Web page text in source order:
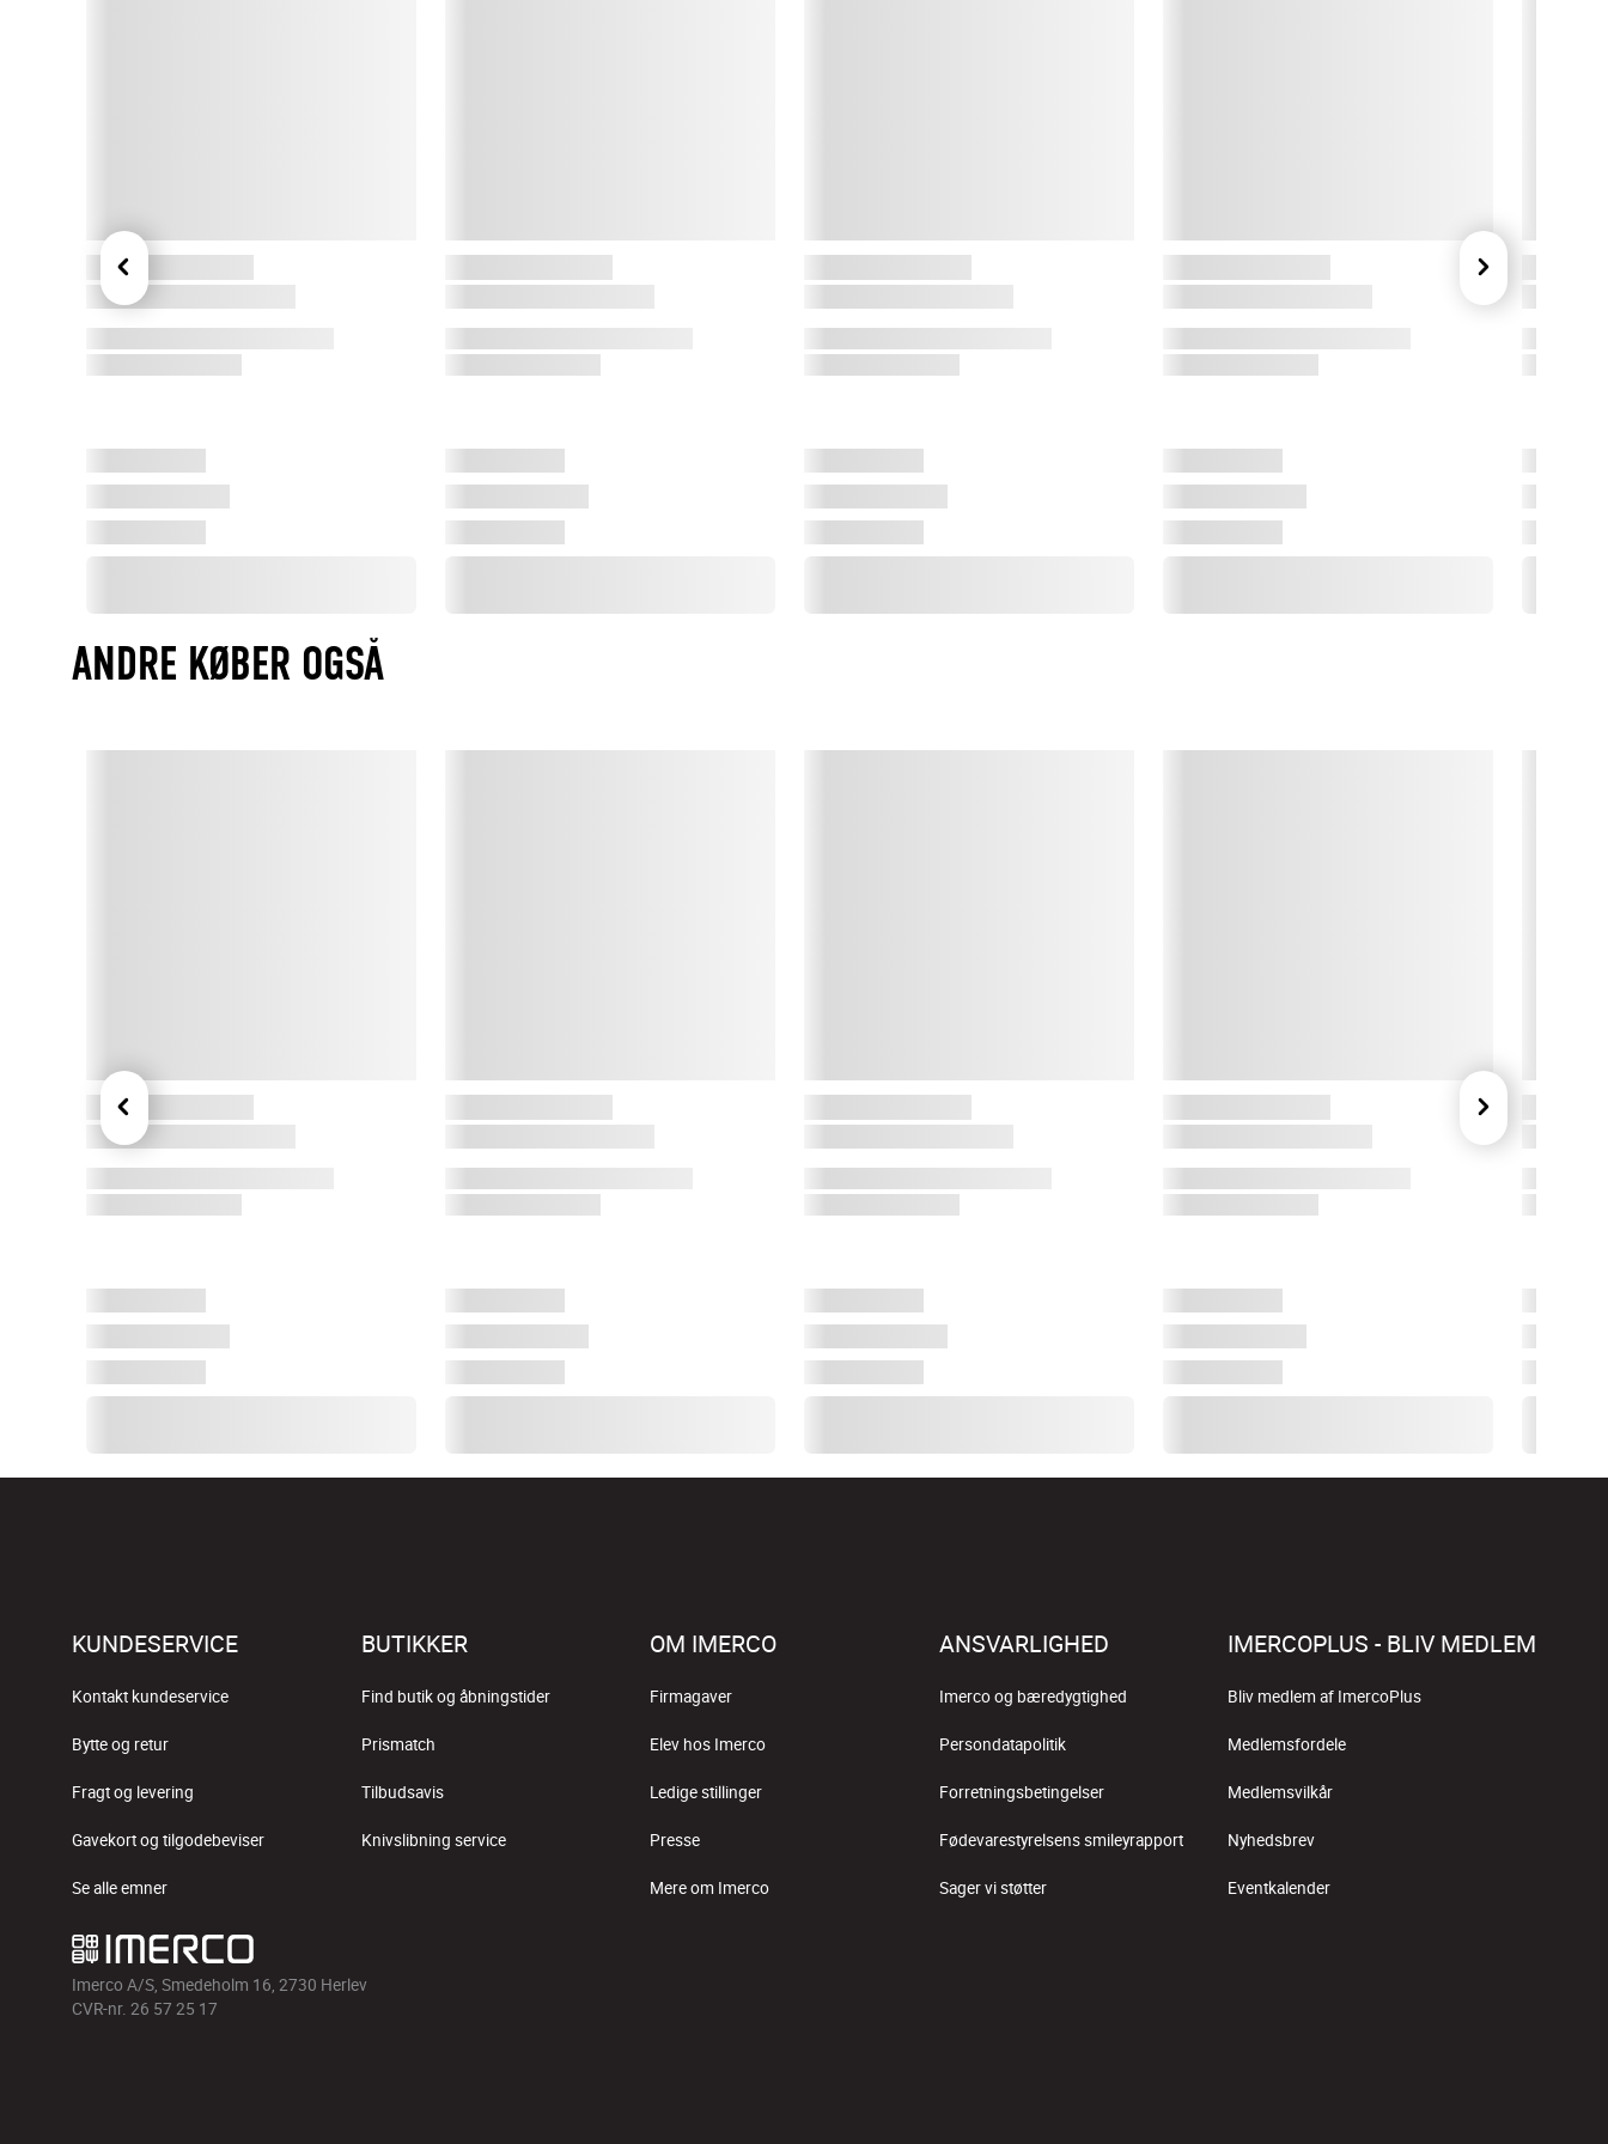
ANDRE KØBER OGSÅ
KUNDESERVICE
Kontakt kundeservice
Bytte og retur
Fragt og levering
Gavekort og tilgodebeviser
Se alle emner
BUTIKKER
Find butik og åbningstider
Prismatch
Tilbudsavis
Knivslibning service
OM IMERCO
Firmagaver
Elev hos Imerco
Ledige stillinger
Presse
Mere om Imerco
ANSVARLIGHED
Imerco og bæredygtighed
Persondatapolitik
Forretningsbetingelser
Fødevarestyrelsens smileyrapport
Sager vi støtter
IMERCOPLUS - BLIV MEDLEM
Bliv medlem af ImercoPlus
Medlemsfordele
Medlemsvilkår
Nyhedsbrev
Eventkalender
Imerco A/S, Smedeholm 16, 2730 Herlev
CVR-nr. 26 57 25 17